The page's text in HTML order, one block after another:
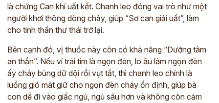
là chứng Can khí uất kết. Chanh leo đóng vai trò như một
người khơi thông dòng chảy, giúp “Sơ can giải uất”, làm
cho tinh thần thư thái trở lại.
Bên cạnh đó, vị thuốc này còn có khả năng “Dưỡng tâm
an thần”. Nếu ví trái tim là ngọn đèn, lo âu làm ngọn đèn
ấy cháy bùng dữ dội rồi vụt tắt, thì chanh leo chính là
luồng gió mát giữ cho ngọn đèn cháy ổn định, giúp bà
con dễ đi vào giấc ngủ, ngủ sâu hơn và không còn cảm